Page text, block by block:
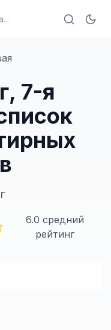
7-я
6.0 средний
рейтинг